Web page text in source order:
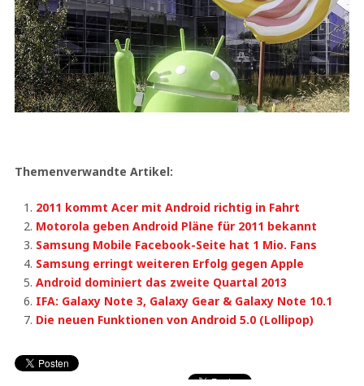
Themenverwandte Artikel:
2011 kommt Acer mit Android richtig in Fahrt
Motorola geben Android Pläne für 2011 bekannt
Samsung Mobile Facebook-Seite hat 1 Mio. Fans
Samsung erringt weiteren Erfolg gegen Apple
Android dominiert das zweite Quartal 2013
IFA: Galaxy Note 3, Galaxy Gear & Galaxy Note 10.1
Die neuen Funktionen von Android 5.0 (Lollipop)